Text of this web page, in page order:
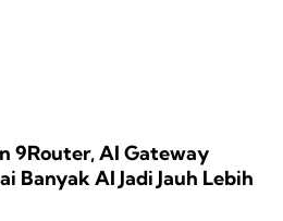
9Router, AI Gateway
Banyak AI Jadi Jauh Lebih